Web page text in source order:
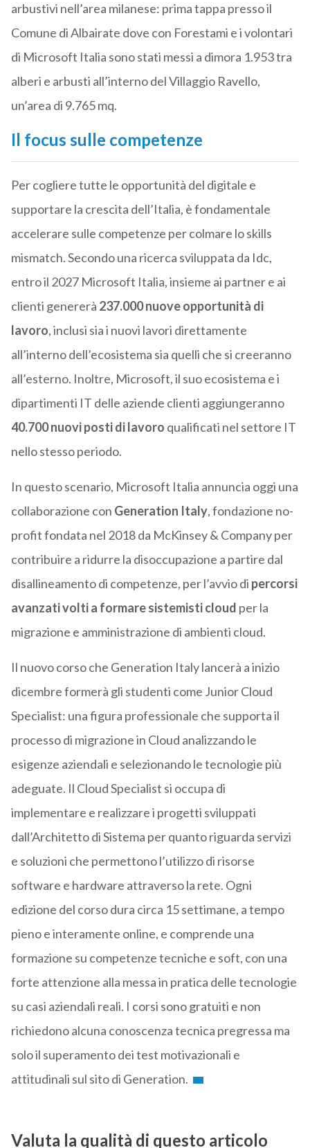
arbustivi nell’area milanese: prima tappa presso il
Comune di Albairate dove con Forestami e i volontari
di Microsoft Italia sono stati messi a dimora 1.953 tra
alberi e arbusti all’interno del Villaggio Ravello,
un’area di 9.765 mq.
Il focus sulle competenze
Per cogliere tutte le opportunità del digitale e
supportare la crescita dell’Italia, è fondamentale
accelerare sulle competenze per colmare lo skills
mismatch. Secondo una ricerca sviluppata da Idc,
entro il 2027 Microsoft Italia, insieme ai partner e ai
clienti genererà 237.000 nuove opportunità di
lavoro, inclusi sia i nuovi lavori direttamente
all’interno dell’ecosistema sia quelli che si creeranno
all’esterno. Inoltre, Microsoft, il suo ecosistema e i
dipartimenti IT delle aziende clienti aggiungeranno
40.700 nuovi posti di lavoro qualificati nel settore IT
nello stesso periodo.
In questo scenario, Microsoft Italia annuncia oggi una
collaborazione con Generation Italy, fondazione no-
profit fondata nel 2018 da McKinsey & Company per
contribuire a ridurre la disoccupazione a partire dal
disallineamento di competenze, per l’avvio di percorsi
avanzati volti a formare sistemisti cloud per la
migrazione e amministrazione di ambienti cloud.
Il nuovo corso che Generation Italy lancerà a inizio
dicembre formerà gli studenti come Junior Cloud
Specialist: una figura professionale che supporta il
processo di migrazione in Cloud analizzando le
esigenze aziendali e selezionando le tecnologie più
adeguate. Il Cloud Specialist si occupa di
implementare e realizzare i progetti sviluppati
dall’Architetto di Sistema per quanto riguarda servizi
e soluzioni che permettono l’utilizzo di risorse
software e hardware attraverso la rete. Ogni
edizione del corso dura circa 15 settimane, a tempo
pieno e interamente online, e comprende una
formazione su competenze tecniche e soft, con una
forte attenzione alla messa in pratica delle tecnologie
su casi aziendali reali. I corsi sono gratuiti e non
richiedono alcuna conoscenza tecnica pregressa ma
solo il superamento dei test motivazionali e
attitudinali sul sito di Generation.
Valuta la qualità di questo articolo